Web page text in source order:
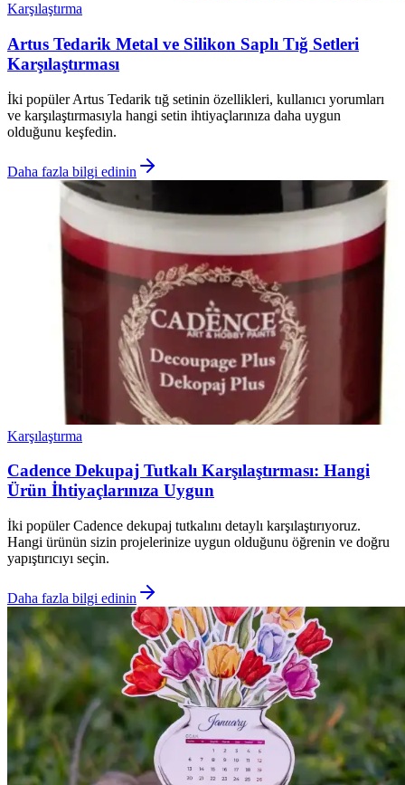
Karşılaştırma
Artus Tedarik Metal ve Silikon Saplı Tığ Setleri
Karşılaştırması
İki popüler Artus Tedarik tığ setinin özellikleri, kullanıcı yorumları
ve karşılaştırmasıyla hangi setin ihtiyaçlarınıza daha uygun
olduğunu keşfedin.
Daha fazla bilgi edinin
Karşılaştırma
Cadence Dekupaj Tutkalı Karşılaştırması: Hangi
Ürün İhtiyaçlarınıza Uygun
İki popüler Cadence dekupaj tutkalını detaylı karşılaştırıyoruz.
Hangi ürünün sizin projelerinize uygun olduğunu öğrenin ve doğru
yapıştırıcıyı seçin.
Daha fazla bilgi edinin